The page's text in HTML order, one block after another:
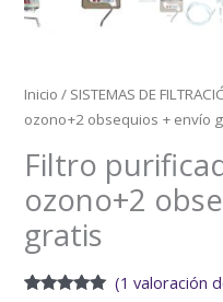
Inicio / SISTEMAS DE
ozono+2 obsequios + envío
Filtro
ozono+2
gratis
(1 valoración